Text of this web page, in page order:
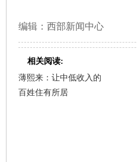
编辑：西部新闻中心
相关阅读:
薄熙来：让中低收入的
百姓住有所居